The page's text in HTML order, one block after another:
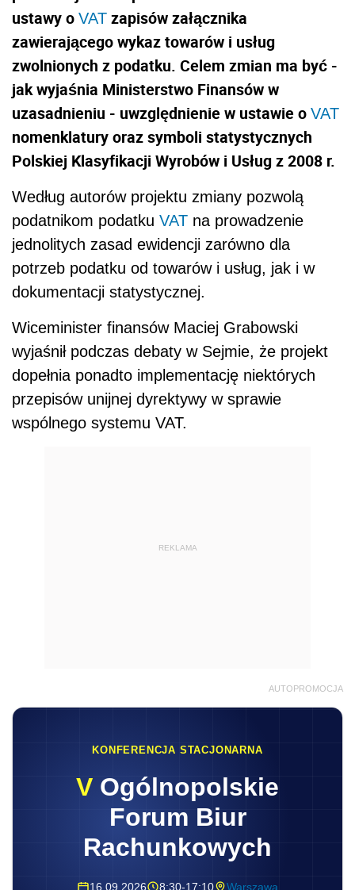
ustawy o VAT zapisów załącznika
zawierającego wykaz towarów i usług
zwolnionych z podatku. Celem zmian ma być -
jak wyjaśnia Ministerstwo Finansów w
uzasadnieniu - uwzględnienie w ustawie o VAT
nomenklatury oraz symboli statystycznych
Polskiej Klasyfikacji Wyrobów i Usług z 2008 r.
Według autorów projektu zmiany pozwolą
podatnikom podatku VAT na prowadzenie
jednolitych zasad ewidencji zarówno dla
potrzeb podatku od towarów i usług, jak i w
dokumentacji statystycznej.
Wiceminister finansów Maciej Grabowski
wyjaśnił podczas debaty w Sejmie, że projekt
dopełnia ponadto implementację niektórych
przepisów unijnej dyrektywy w sprawie
wspólnego systemu VAT.
REKLAMA
AUTOPROMOCJA
KONFERENCJA STACJONARNA
V Ogólnopolskie
Forum Biur
Rachunkowych
16.09.2026 8:30-17:10 Warszawa